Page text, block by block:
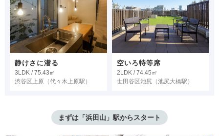
静けさに潜る
3LDK / 75.43㎡
渋谷区上原 （代々木上原駅）
空いろ特等席
2LDK / 74.45㎡
世田谷区池尻 （池尻大橋駅）
まずは「浜田山」駅からスタート